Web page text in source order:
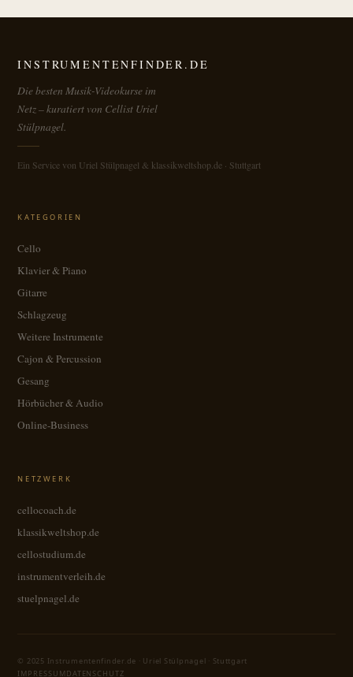
INSTRUMENTENFINDER.DE
Die besten Musik-Videokurse im
Netz – kuratiert von Cellist Uriel
Stülpnagel.
Ein Service von Uriel Stülpnagel & klassikweltshop.de · Stuttgart
KATEGORIEN
Cello
Klavier & Piano
Gitarre
Schlagzeug
Weitere Instrumente
Cajon & Percussion
Gesang
Hörbücher & Audio
Online-Business
NETZWERK
cellocoach.de
klassikweltshop.de
cellostudium.de
instrumentverleih.de
stuelpnagel.de
© 2025 Instrumentenfinder.de · Uriel Stülpnagel · Stuttgart
IMPRESSUMDATENSCHUTZ